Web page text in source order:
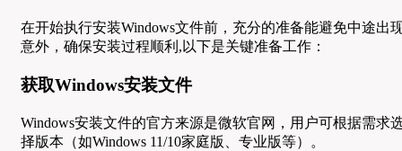
在开始执行安装Windows文件前，充分的准备能避免中途出
意外，确保安装过程顺利,以下是关键准备工作：
获取Windows安装文件
Windows安装文件的官方来源是微软官网，用户可根据需求
择版本（如Windows 11/10家庭版、专业版等）。